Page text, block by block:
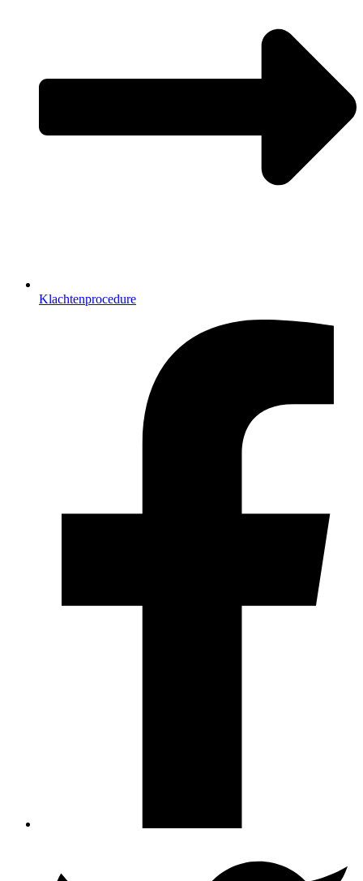
Klachtenprocedure